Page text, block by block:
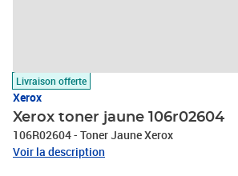
Livraison offerte
Xerox
Xerox toner jaune 106r02604
106R02604 - Toner Jaune Xerox
Voir la description